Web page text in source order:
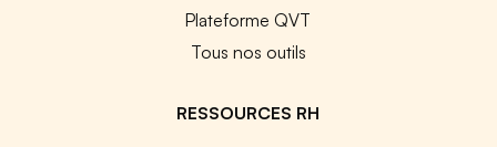
Plateforme QVT
Tous nos outils
RESSOURCES RH